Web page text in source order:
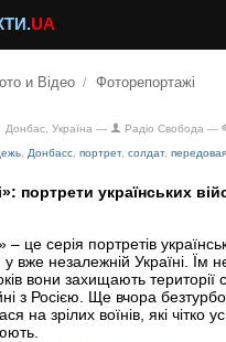
UA
и Відео Фоторепортажі
Донбас, Україна — Радіо Свобода —
Донбасс портрет, солдат, передовая
портрети українських
це серія портретів
вже незалежній Україні. Їм
вони захищають території
з Росією. Ще вчора
на зрілих воїнів, які чітко